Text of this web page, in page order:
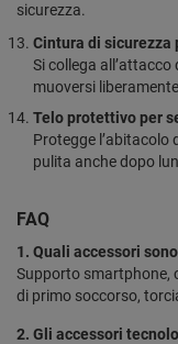
sicurezza.
Cintura di sicurezza
Si collega
muoversi
Telo protettivo per
Protegge l’abitacolo
pulita anche dopo
FAQ
1. Quali accessori
Supporto smartphone,
di primo soccorso,
2. Gli accessori